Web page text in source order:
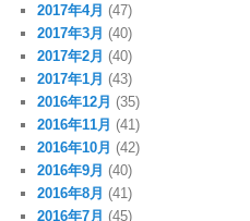
2017年4月 (47)
2017年3月 (40)
2017年2月 (40)
2017年1月 (43)
2016年12月 (35)
2016年11月 (41)
2016年10月 (42)
2016年9月 (40)
2016年8月 (41)
2016年7月 (45)